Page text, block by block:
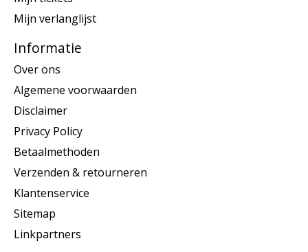
Mijn verlanglijst
Informatie
Over ons
Algemene voorwaarden
Disclaimer
Privacy Policy
Betaalmethoden
Verzenden & retourneren
Klantenservice
Sitemap
Linkpartners